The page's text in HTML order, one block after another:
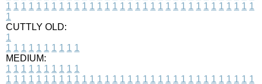
1 1 1 1 1 1 1 1 1 1 1 1 1 1 1 1 1 1 1 1 1 1 1 1 1 1 1 1 1 1 1 1 1
1
CUTTLY OLD:
1
1 1 1 1 1 1 1 1 1 1
MEDIUM:
1 1 1 1 1 1 1 1 1 1
1 1 1 1 1 1 1 1 1 1 1 1 1 1 1 1 1 1 1 1 1 1 1 1 1 1 1 1 1 1 1 1 1